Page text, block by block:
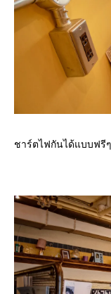
ชาร์ตไฟกันได้แบบฟรี